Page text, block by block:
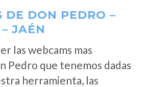
DE DON PEDRO –
JAÉN
las webcams mas
Pedro que tenemos dadas
herramienta, las